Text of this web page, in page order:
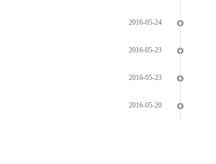
2016-05-24
2016-05-23
2016-05-23
2016-05-20